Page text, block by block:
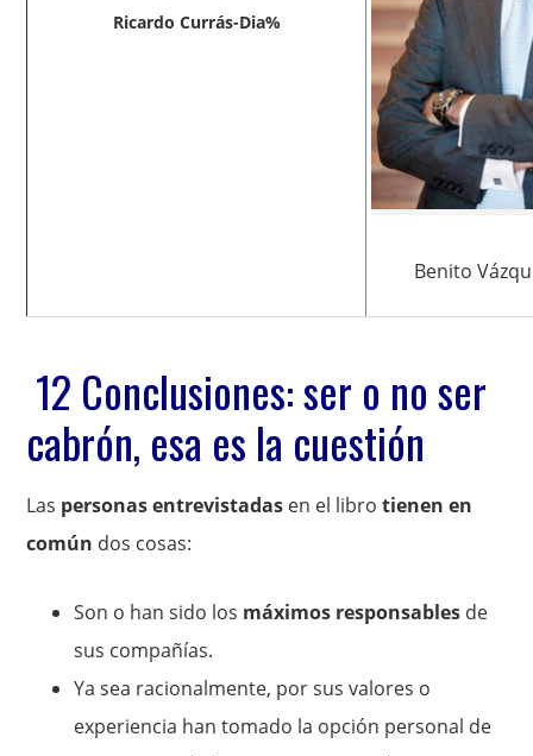
Ricardo Currás-Dia%
Benito
12 Conclusiones: ser o no ser
cabrón, esa es la cuestión
Las personas entrevistadas en el librotienen en
común dos cosas:
Son o han sido los máximos responsables de
sus compañías.
Ya sea racionalmente, por sus valores o
experiencia han tomado la opción personal de